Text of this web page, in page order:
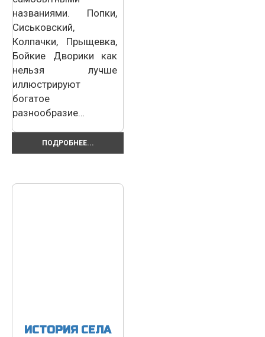
названиями. Попки,
Сиськовский,
Колпачки, Прыщевка,
Бойкие Дворики как
нельзя лучше
иллюстрируют
богатое
разнообразие…
ПОДРОБНЕЕ...
ИСТОРИЯ СЕЛА